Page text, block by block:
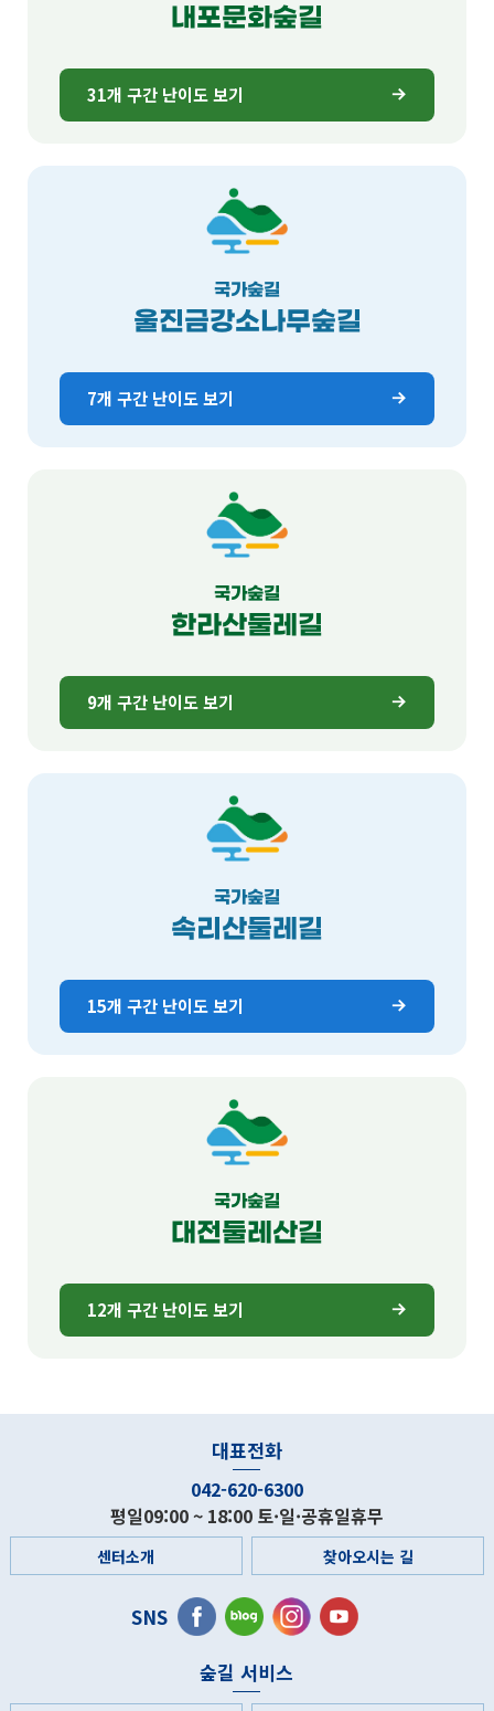
내포문화숲길
31개 구간 난이도 보기
국가숲길
울진금강소나무숲길
7개 구간 난이도 보기
국가숲길
한라산둘레길
9개 구간 난이도 보기
국가숲길
속리산둘레길
15개 구간 난이도 보기
국가숲길
대전둘레산길
12개 구간 난이도 보기
대표전화
042-620-6300
평일09:00 ~ 18:00 토·일·공휴일휴무
센터소개 찾아오시는 길
SNS
숲길 서비스